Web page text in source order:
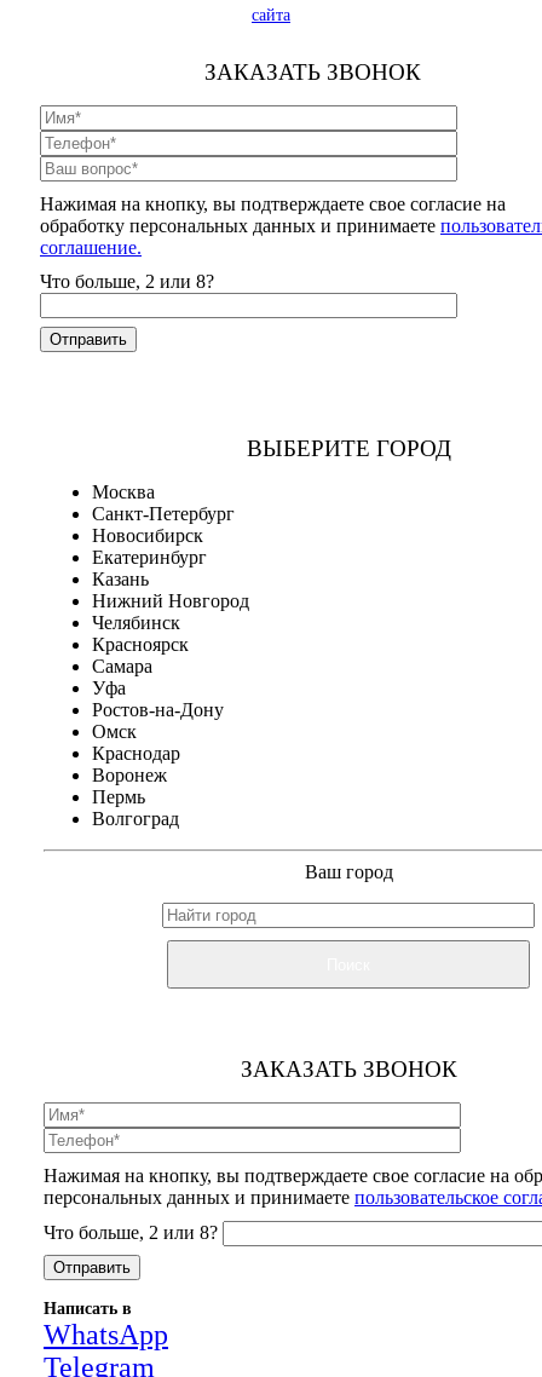
сайта
ЗАКАЗАТЬ ЗВОНОК
Нажимая на кнопку, вы подтверждаете свое согласие на
обработку персональных данных и принимаете
соглашение.
Что больше, 2 или 8?
ВЫБЕРИТЕ ГОРОД
Москва
Санкт-Петербург
Новосибирск
Екатеринбург
Казань
Нижний Новгород
Челябинск
Красноярск
Самара
Уфа
Ростов-на-Дону
Омск
Краснодар
Воронеж
Пермь
Волгоград
Ваш город
ЗАКАЗАТЬ ЗВОНОК
Нажимая на кнопку, вы подтверждаете свое согласие на
персональных данных и принимаете пользовательское
Что больше, 2 или 8?
Написать в
WhatsApp
Telegram